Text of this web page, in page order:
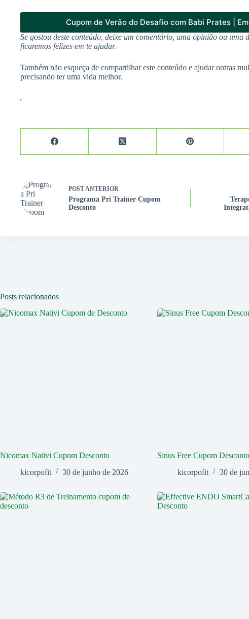
Cupom de Verão do Desafio com Babi Prates |
Se gostou deste conteúdo, deixe um comentário, uma opinião ou uma
ficaremos felizes em te ajudar.
Também não esqueça de compartilhar este conteúdo e ajudar outras
precisando ter uma vida melhor.
POSTANTERIOR
Programa Pri Trainer Cupom
Desconto
Posts relacionados
Nicomax Nativi Cupom Desconto
kicorpofit
30 de junho de 2026
Sinus Free Cupom Desconto
kicorpofit
30 de